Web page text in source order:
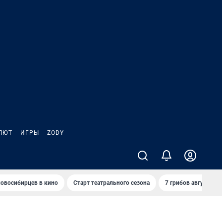
ИГРЫ ZODY
в кино Старт театрального сезона 7 грибов августа